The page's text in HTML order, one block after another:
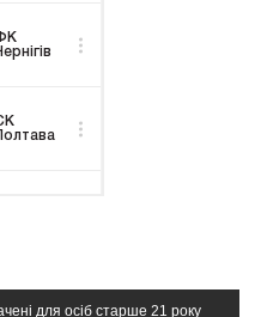
для осіб старше 21 року